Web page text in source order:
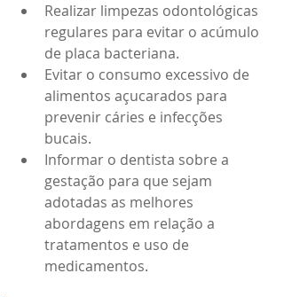
Realizar limpezas odontológicas
regulares para evitar o acúmulo
de placa bacteriana.
Evitar o consumo excessivo de
alimentos açucarados para
prevenir cáries e infecções
bucais.
Informar o dentista sobre a
gestação para que sejam
adotadas as melhores
abordagens em relação a
tratamentos e uso de
medicamentos.